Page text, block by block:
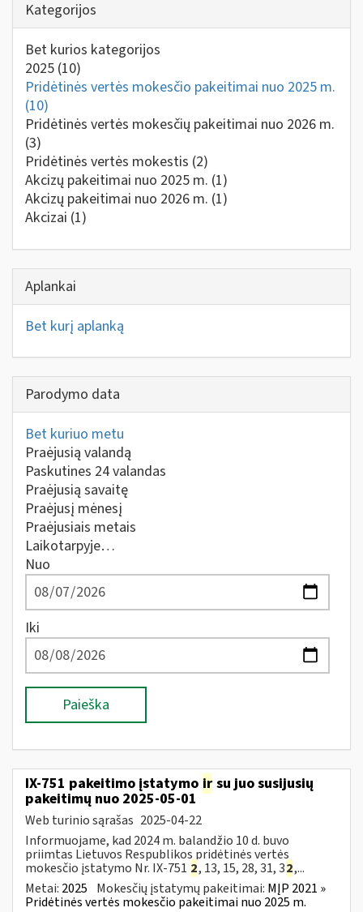
Kategorijos
Bet kurios kategorijos
2025 (10)
Pridėtinės vertės mokesčio pakeitimai nuo 2025 m.
(10)
Pridėtinės vertės mokesčių pakeitimai nuo 2026 m.
(3)
Pridėtinės vertės mokestis (2)
Akcizų pakeitimai nuo 2025 m. (1)
Akcizų pakeitimai nuo 2026 m. (1)
Akcizai (1)
Aplankai
Bet kurį aplanką
Parodymo data
Bet kuriuo metu
Praėjusią valandą
Paskutines 24 valandas
Praėjusią savaitę
Praėjusį mėnesį
Praėjusiais metais
Laikotarpyje…
Nuo
Iki
Paieška
IX-751 pakeitimo įstatymo ir su juo susijusių
pakeitimų nuo 2025-05-01
Web turinio sąrašas 2025-04-22
Informuojame, kad 2024 m. balandžio 10 d. buvo
priimtas Lietuvos Respublikos pridėtinės vertės
mokesčio įstatymo Nr. IX-751 2, 13, 15, 28, 31, 32,...
Metai: 2025 Mokesčių įstatymų pakeitimai: MĮP 2021 »
Pridėtinės vertės mokesčio pakeitimai nuo 2025 m.